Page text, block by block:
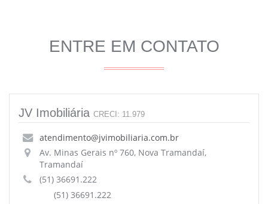
ENTRE EM CONTATO
JV Imobiliária CRECI: 11.979
atendimento@jvimobiliaria.com.br
Av. Minas Gerais nº 760, Nova Tramandaí,
Tramandaí
(51) 36691.222
(51) 36691.222